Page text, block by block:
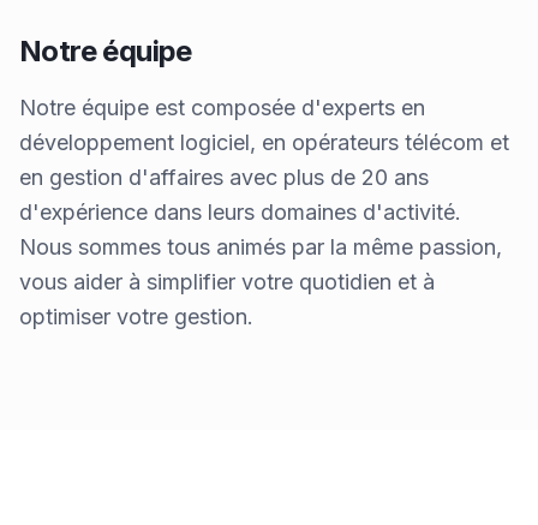
Notre équipe
Notre équipe est composée d'experts en
développement logiciel, en opérateurs télécom et
en gestion d'affaires avec plus de 20 ans
d'expérience dans leurs domaines d'activité.
Nous sommes tous animés par la même passion,
vous aider à simplifier votre quotidien et à
optimiser votre gestion.